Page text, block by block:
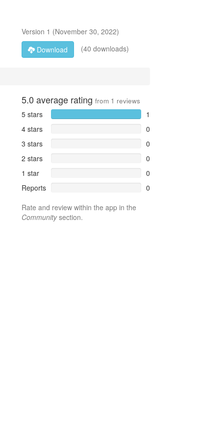
Version 1 (November 30, 2022)
Download
(40 downloads)
5.0 average rating from 1 reviews
5 stars
1
4 stars
0
3 stars
0
2 stars
0
1 star
0
Reports
0
Rate and review within the app in the
Communitysection.